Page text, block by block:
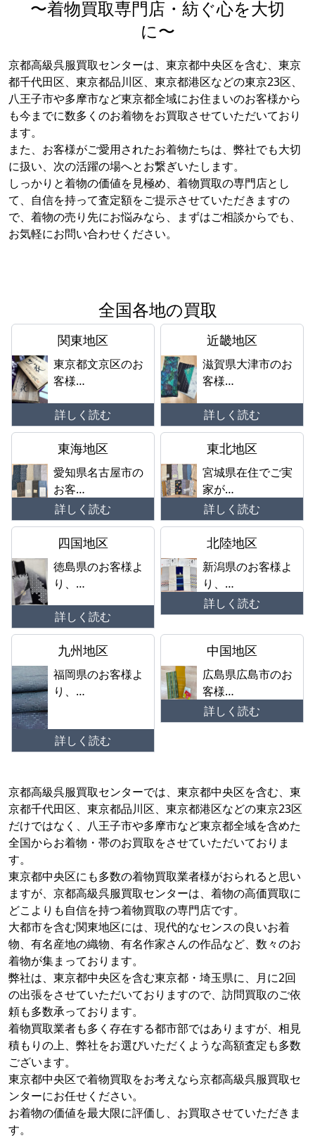
〜着物買取専門店・紡ぐ心を大切
に〜
京都高級呉服買取センターは、東京都中央区を含む、東京
都千代田区、東京都品川区、東京都港区などの東京23区、
八王子市や多摩市など東京都全域にお住まいのお客様から
も今までに数多くのお着物をお買取させていただいており
ます。
また、お客様がご愛用されたお着物たちは、弊社でも大切
に扱い、次の活躍の場へとお繋ぎいたします。
しっかりと着物の価値を見極め、着物買取の専門店とし
て、自信を持って査定額をご提示させていただきますの
で、着物の売り先にお悩みなら、まずはご相談からでも、
お気軽にお問い合わせください。
全国各地の買取
関東地区
東京都文京区のお
客様…
詳しく読む
近畿地区
滋賀県大津市のお
客様…
詳しく読む
東海地区
愛知県名古屋市の
お客…
詳しく読む
東北地区
宮城県在住でご実
家が…
詳しく読む
四国地区
徳島県のお客様よ
り、…
詳しく読む
北陸地区
新潟県のお客様よ
り、…
詳しく読む
九州地区
福岡県のお客様よ
り、…
詳しく読む
中国地区
広島県広島市のお
客様…
詳しく読む
京都高級呉服買取センターでは、東京都中央区を含む、東
京都千代田区、東京都品川区、東京都港区などの東京23区
だけではなく、八王子市や多摩市など東京都全域を含めた
全国からお着物・帯のお買取をさせていただいておりま
す。
東京都中央区にも多数の着物買取業者様がおられると思い
ますが、京都高級呉服買取センターは、着物の高価買取に
どこよりも自信を持つ着物買取の専門店です。
大都市を含む関東地区には、現代的なセンスの良いお着
物、有名産地の織物、有名作家さんの作品など、数々のお
着物が集まっております。
弊社は、東京都中央区を含む東京都・埼玉県に、月に2回
の出張をさせていただいておりますので、訪問買取のご依
頼も多数承っております。
着物買取業者も多く存在する都市部ではありますが、相見
積もりの上、弊社をお選びいただくような高額査定も多数
ございます。
東京都中央区で着物買取をお考えなら京都高級呉服買取セ
ンターにお任せください。
お着物の価値を最大限に評価し、お買取させていただきま
す。